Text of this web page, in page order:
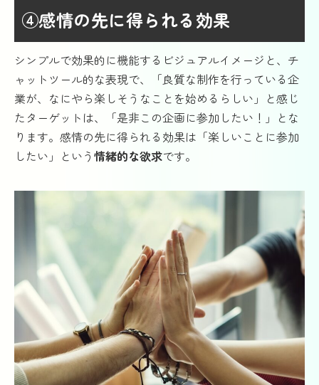
④感情の先に得られる効果
シンプルで効果的に機能するビジュアルイメージと、チ
ャットツール的な表現で、「良質な制作を行っている企
業が、なにやら楽しそうなことを始めるらしい」と感じ
たターゲットは、「是非この企画に参加したい！」とな
ります。感情の先に得られる効果は「楽しいことに参加
したい」という 情緒的な欲求です。